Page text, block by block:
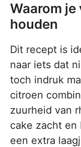
Waarom
houden
Dit recept is
naar iets dat
toch indruk
citroen
zuurheid van
cake zacht
een extra